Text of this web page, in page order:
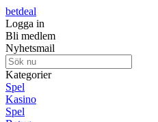
betdeal
Logga in
Bli medlem
Nyhetsmail
Kategorier
Spel
Kasino
Spel